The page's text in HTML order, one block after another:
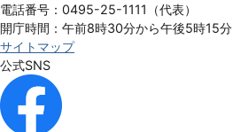
電話番号：0495-25-1111（代表）
開庁時間：午前8時30分から午後5時15分
サイトマップ
公式SNS